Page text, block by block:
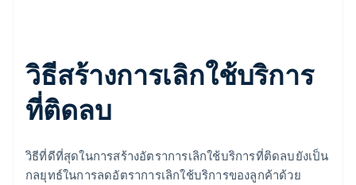
วิธีสร้างการเลิกใช้บริการ
ที่ติดลบ
วิธีที่ดีที่สุดในการสร้างอัตราการเลิกใช้บริการที่ติดลบยังเป็น
กลยุทธ์ในการลดอัตราการเลิกใช้บริการของลูกค้าด้วย